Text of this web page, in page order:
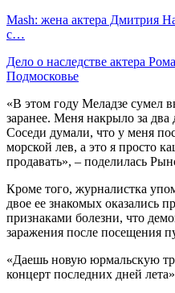
Mash: жена актера Дмитрия
с…
Дело о наследстве актера
Подмосковье
«В этом году Меладзе сумел
заранее. Меня накрыло за
Соседи думали, что у меня
морской лев, а это я просто
продавать», – поделилась
Кроме того, журналистка
двое ее знакомых оказались
признаками болезни, что
заражения после посещения
«Даешь новую юрмальскую
концерт последних дней